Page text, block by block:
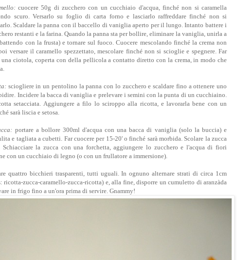
cuocere 50g di zucchero con un cucchiaio d'acqua, finché non si caramella
scuro. Versarlo su foglio di carta forno e lasciarlo raffreddare finché non si
Scaldare la panna con il baccello di vaniglia aperto per il lungo. Intanto battere i
restanti e la farina. Quando la panna sta per bollire, eliminare la vaniglia, unirla a
con la frusta) e tornare sul fuoco. Cuocere mescolando finché la crema non
versare il caramello spezzettato, mescolare finché non si scioglie e spegnere. Far
una ciotola, coperta con della pellicola a contatto diretto con la crema, in modo che
sciogliere in un pentolino la panna con lo zucchero e scaldare fino a ottenere uno
Incidere la bacca di vaniglia e prelevare i semini con la punta di un cucchiaino.
setacciata. Aggiungere a filo lo sciroppo alla ricotta, e lavorarla bene con un
sarà liscia e setosa.
portare a bollore 300ml d'acqua con una bacca di vaniglia (solo la buccia) e
e tagliata a cubetti. Far cuocere per 15-20' o finché sarà morbida. Scolare la zucca
Schiacciare la zucca con una forchetta, aggiungere lo zucchero e l'acqua di fiori
con un cucchiaio di legno (o con un frullatore a immersione).
quattro bicchieri trasparenti, tutti uguali. In ognuno alternare strati di circa 1cm
ricotta-zucca-caramello-zucca-ricotta) e, alla fine, disporre un cumuletto di aranzàda
in frigo fino a un'ora prima di servire. Gnammy!